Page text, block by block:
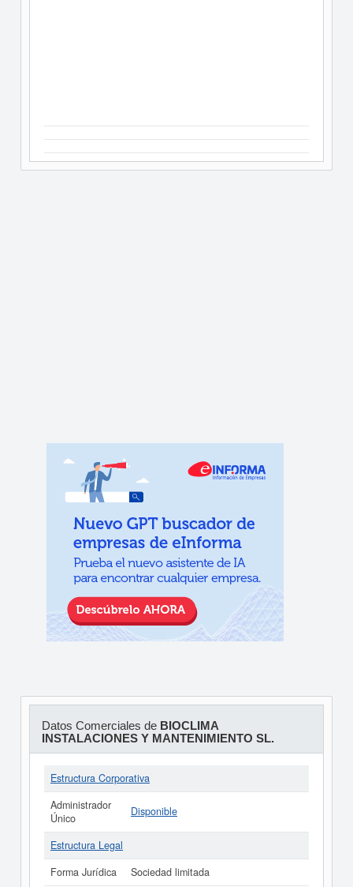
Datos Comerciales de BIOCLIMA
INSTALACIONES Y MANTENIMIENTO SL.
Estructura Corporativa
Administrador
Único
Disponible
Estructura Legal
Forma Jurídica
Sociedad limitada